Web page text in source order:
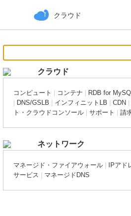
クラウド
クラウド
コンピュート コンテナ RDB for
DNS/GSLB インフィニットLB CDN
ト・クラウドコンソール
サポート 請
ネットワーク
マネージド・ファイアウォール IPアド
サービス
マネージドDNS